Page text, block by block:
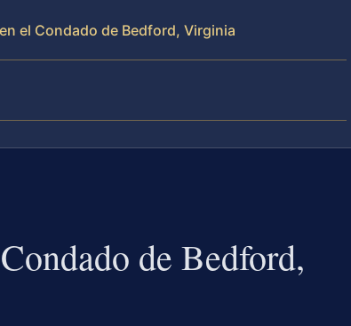
el Condado de Bedford, Virginia
de Bedford,